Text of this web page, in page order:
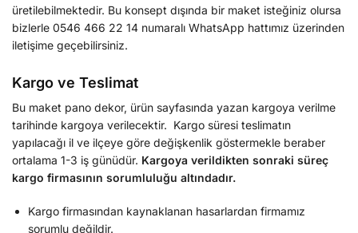
üretilebilmektedir. Bu konsept dışında bir maket isteğiniz olursa
bizlerle 0546 466 22 14 numaralı WhatsApp hattımız üzerinden
iletişime geçebilirsiniz.
Kargo ve Teslimat
Bu maket pano dekor, ürün sayfasında yazan kargoya verilme
tarihinde kargoya verilecektir. Kargo süresi teslimatın
yapılacağı il ve ilçeye göre değişkenlik göstermekle beraber
ortalama 1-3 iş günüdür. Kargoya verildikten sonraki süreç
kargo firmasının sorumluluğu altındadır.
Kargo firmasından kaynaklanan hasarlardan firmamız
sorumlu değildir.